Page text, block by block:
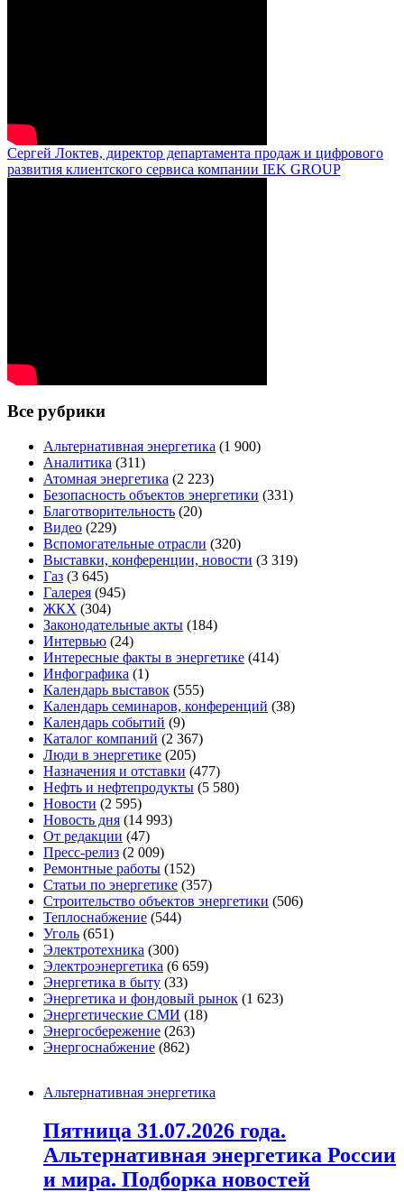
Сергей Локтев, директор департамента продаж и цифрового
развития клиентского сервиса компании IEK GROUP
Все рубрики
Альтернативная энергетика (1 900)
Аналитика (311)
Атомная энергетика (2 223)
Безопасность объектов энергетики (331)
Благотворительность (20)
Видео (229)
Вспомогательные отрасли (320)
Выставки, конференции, новости (3 319)
Газ (3 645)
Галерея (945)
ЖКХ (304)
Законодательные акты (184)
Интервью (24)
Интересные факты в энергетике (414)
Инфографика (1)
Календарь выставок (555)
Календарь семинаров, конференций (38)
Календарь событий (9)
Каталог компаний (2 367)
Люди в энергетике (205)
Назначения и отставки (477)
Нефть и нефтепродукты (5 580)
Новости (2 595)
Новость дня (14 993)
От редакции (47)
Пресс-релиз (2 009)
Ремонтные работы (152)
Статьи по энергетике (357)
Строительство объектов энергетики (506)
Теплоснабжение (544)
Уголь (651)
Электротехника (300)
Электроэнергетика (6 659)
Энергетика в быту (33)
Энергетика и фондовый рынок (1 623)
Энергетические СМИ (18)
Энергосбережение (263)
Энергоснабжение (862)
Альтернативная энергетика
Пятница 31.07.2026 года.
Альтернативная энергетика России
и мира. Подборка новостей